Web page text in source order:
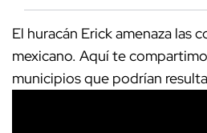
El huracán Erick amenaza las
mexicano. Aquí te
municipios que podrían